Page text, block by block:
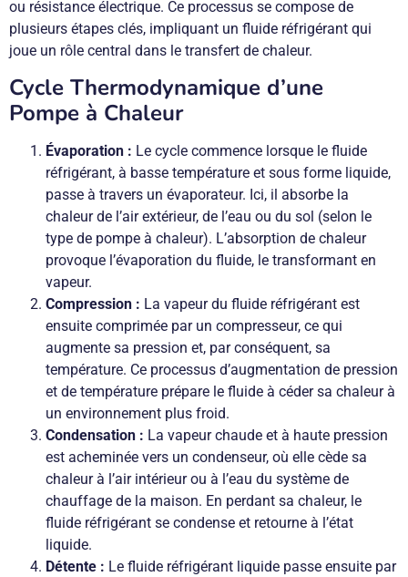
ou résistance électrique. Ce processus se compose de
plusieurs étapes clés, impliquant un fluide réfrigérant qui
joue un rôle central dans le transfert de chaleur.
Cycle Thermodynamique d’une
Pompe à Chaleur
Évaporation : Le cycle commence lorsque le fluide
réfrigérant, à basse température et sous forme liquide,
passe à travers un évaporateur. Ici, il absorbe la
chaleur de l’air extérieur, de l’eau ou du sol (selon le
type de pompe à chaleur). L’absorption de chaleur
provoque l’évaporation du fluide, le transformant en
vapeur.
Compression : La vapeur du fluide réfrigérant est
ensuite comprimée par un compresseur, ce qui
augmente sa pression et, par conséquent, sa
température. Ce processus d’augmentation de pression
et de température prépare le fluide à céder sa chaleur à
un environnement plus froid.
Condensation : La vapeur chaude et à haute pression
est acheminée vers un condenseur, où elle cède sa
chaleur à l’air intérieur ou à l’eau du système de
chauffage de la maison. En perdant sa chaleur, le
fluide réfrigérant se condense et retourne à l’état
liquide.
Détente : Le fluide réfrigérant liquide passe ensuite par